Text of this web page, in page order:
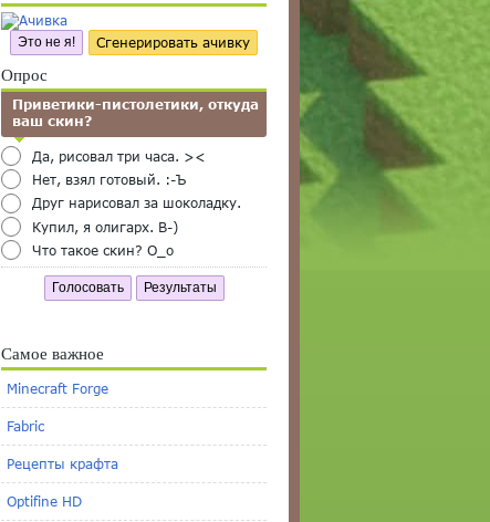
Это не я! Сгенерировать ачивку
Опрос
Приветики-пистолетики, откуда
ваш скин?
Да, рисовал три часа. ><
Нет, взял готовый. :-Ъ
Друг нарисовал за шоколадку.
Купил, я олигарх. B-)
Что такое скин? O_o
Голосовать Результаты
Самое важное
Minecraft Forge
Fabric
Рецепты крафта
Optifine HD